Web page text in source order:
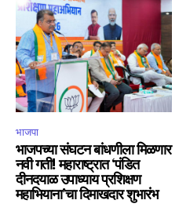
भाजपा
भाजपच्या संघटन बांधणीला मिळणार
नवी गती! महाराष्ट्रात ‘पंडित
दीनदयाळ उपाध्याय प्रशिक्षण
महाभियाना’चा दिमाखदार शुभारंभ